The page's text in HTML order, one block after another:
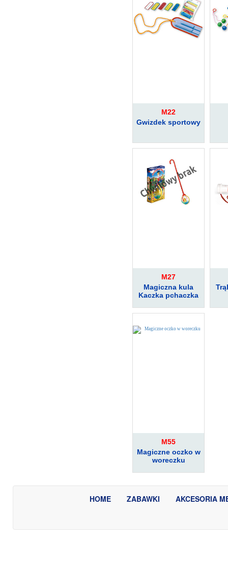
M22
Gwizdek sportowy
M27
Magiczna kula
Kaczka pchaczka
M55
Magiczne oczko w
woreczku
HOME ZABAWKI AKCESORIA